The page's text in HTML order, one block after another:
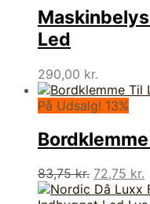
Led
290,00 kr.
På Udsalg! 13%
83,75kr. Den
72,75 kr.